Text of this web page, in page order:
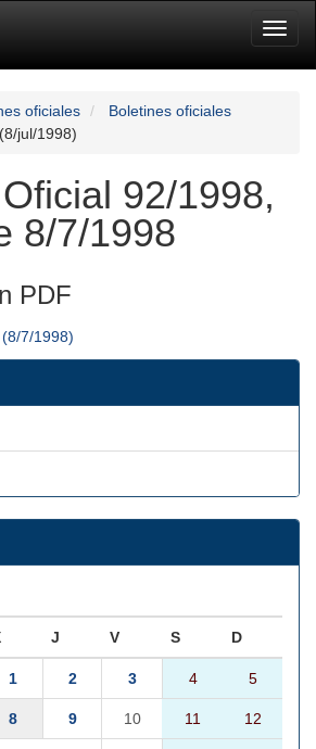
oficiales
Boletines oficiales
jul/1998)
92/1998,
8/7/1998
PDF
7/1998)
J V S D
1 2 3 4 5
8 9 10 11 12